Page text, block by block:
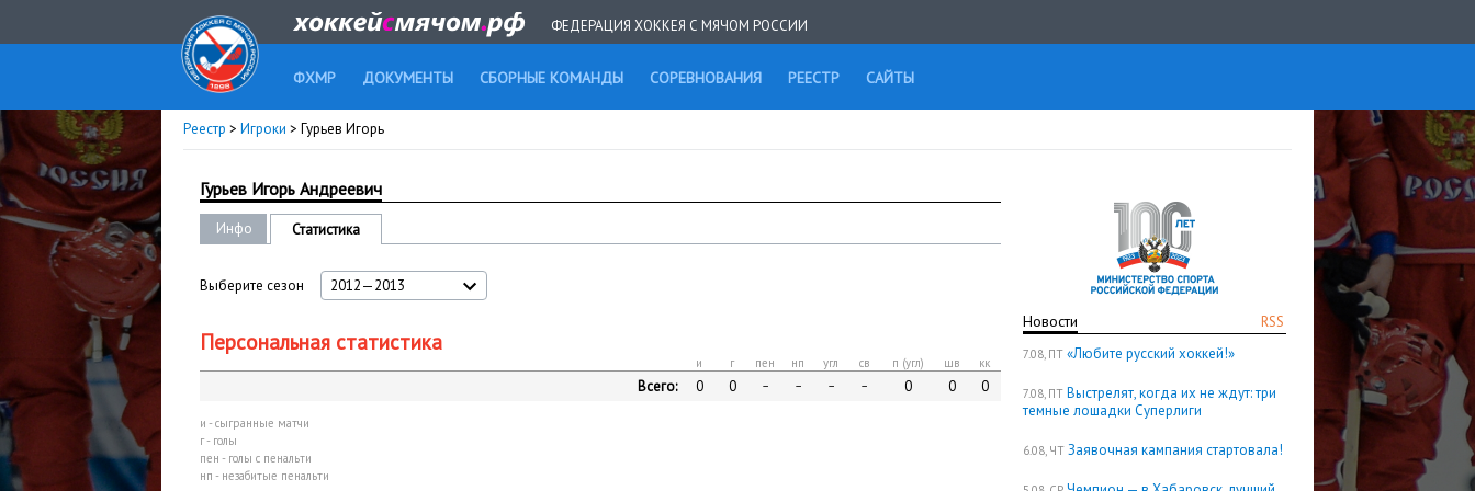
ФЕДЕРАЦИЯ ХОККЕЯ С МЯЧОМ РОССИИ
ФХМР ДОКУМЕНТЫ СБОРНЫЕ КОМАНДЫ СОРЕВНОВАНИЯ РЕЕСТР САЙТЫ
Реестр > Игроки > Гурьев Игорь
RSS
Новости
7.08, ПТ «Любите русский хоккей!»
7.08, ПТ Выстрелят, когда их не ждут: три
темные лошадки Суперлиги
6.08, ЧТ Заявочная кампания стартовала!
Гурьев Игорь Андреевич
Инфо Статистика
Выберите сезон 2012—2013
Персональная статистика
и г пен нп угл св п (угл) шв кк
Всего: 0 0 – – – – 0 0 0
и - сыгранные матчи
г - голы
пен - голы с пенальти
нп - незабитые пенальти